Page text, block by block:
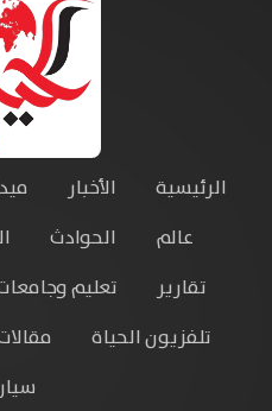
الرئيسية الأخبار
عالم
الحوادث
تقارير
تعليم
تلفزيون الحياة